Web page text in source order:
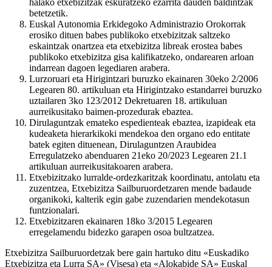
halako etxebizitzak eskuratzeko ezarrita dauden baldintzak
betetzetik.
Euskal Autonomia Erkidegoko Administrazio Orokorrak
erosiko dituen babes publikoko etxebizitzak saltzeko
eskaintzak onartzea eta etxebizitza libreak erostea babes
publikoko etxebizitza gisa kalifikatzeko, ondarearen arloan
indarrean dagoen legediaren arabera.
Lurzoruari eta Hirigintzari buruzko ekainaren 30eko 2/2006
Legearen 80. artikuluan eta Hirigintzako estandarrei buruzko
uztailaren 3ko 123/2012 Dekretuaren 18. artikuluan
aurreikusitako baimen-prozedurak ebaztea.
Dirulaguntzak emateko espedienteak ebaztea, izapideak eta
kudeaketa hierarkikoki mendekoa den organo edo entitate
batek egiten dituenean, Dirulaguntzen Araubidea
Erregulatzeko abenduaren 21eko 20/2023 Legearen 21.1
artikuluan aurreikusitakoaren arabera.
Etxebizitzako lurralde-ordezkaritzak koordinatu, antolatu eta
zuzentzea, Etxebizitza Sailburuordetzaren mende badaude
organikoki, kalterik egin gabe zuzendarien mendekotasun
funtzionalari.
Etxebizitzaren ekainaren 18ko 3/2015 Legearen
erregelamendu bidezko garapen osoa bultzatzea.
Etxebizitza Sailburuordetzak bere gain hartuko ditu «Euskadiko
Etxebizitza eta Lurra SA» (Visesa) eta «Alokabide SA» Euskal